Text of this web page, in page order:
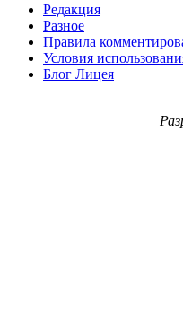
Редакция
Разное
Правила
Условия
Блог Лицея